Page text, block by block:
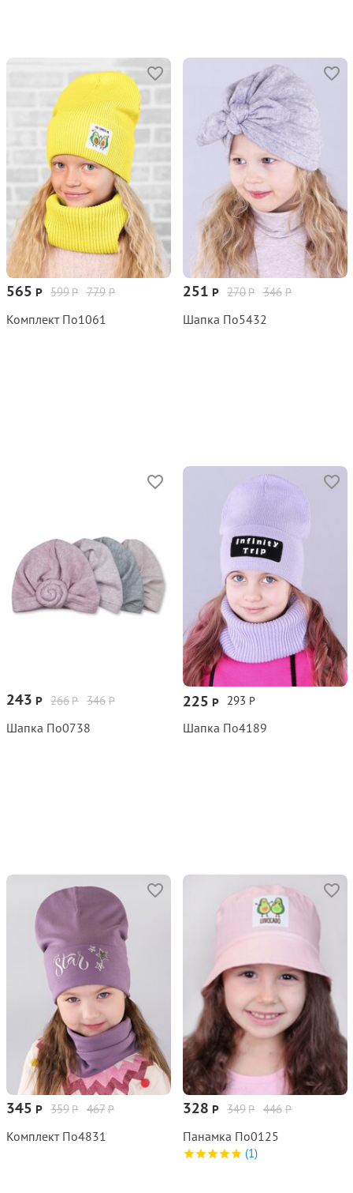
779 Р
599Р
565 Р
Комплект По1061
346 Р
270Р
251 Р
Шапка По5432
346 Р
266Р
243 Р
Шапка По0738
293 Р
225 Р
Шапка По4189
467 Р
359Р
345 Р
Комплект По4831
446 Р
349Р
328 Р
Панамка По0125
(1)